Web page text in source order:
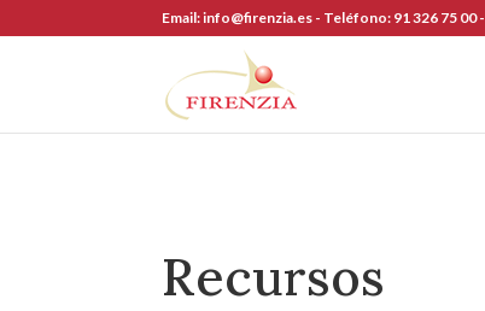
to
Email:info@firenzia.es - Teléfono: 91 326 75 00 -
Recursos